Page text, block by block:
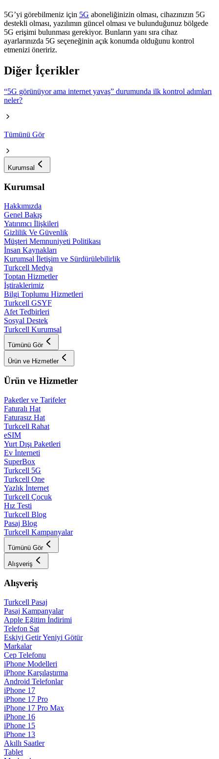
5G’yi görebilmeniz için 5G​ aboneliğinizin olması, cihazınızın 5G
destekli olması, yazılımın güncel olması ve bulunduğunuz bölgede
5G erişimi bulunması gerekiyor. Bunların yanı sıra cihaz
ayarlarınızda 5G seçeneğinin açık konumda olduğunu kontrol
etmenizi öneririz.​
Diğer İçerikler
“5G görünüyor ama internet yavaş” durumunda ilk kontrol adımları
neler?
Tümünü Gör
Kurumsal
Kurumsal
Hakkımızda
Genel Bakış
Yatırımcı İlişkileri
Gizlilik Ve Güvenlik
Müşteri Memnuniyeti Politikası
İnsan Kaynakları
Kurumsal İletişim ve Sürdürülebilirlik
Turkcell Medya
Toptan Hizmetler
İştiraklerimiz
Bilgi Toplumu Hizmetleri
Turkcell GSYF
Afet Tedbirleri
Sosyal Destek
Turkcell Kurumsal
Tümünü Gör
Ürün ve Hizmetler
Ürün ve Hizmetler
Paketler ve Tarifeler
Faturalı Hat
Faturasız Hat
Turkcell Rahat
eSIM
Yurt Dışı Paketleri
Ev İnterneti
SuperBox
Turkcell 5G
Turkcell One
Yazlık İnternet
Turkcell Çocuk
Hız Testi
Turkcell Blog
Pasaj Blog
Turkcell Kampanyalar
Tümünü Gör
Alışveriş
Alışveriş
Turkcell Pasaj
Pasaj Kampanyalar
Apple Eğitim İndirimi
Telefon Sat
Eskiyi Getir Yeniyi Götür
Markalar
Cep Telefonu
iPhone Modelleri
iPhone Karşılaştırma
Android Telefonlar
iPhone 17
iPhone 17 Pro
iPhone 17 Pro Max
iPhone 16
iPhone 15
iPhone 13
Akıllı Saatler
Tablet